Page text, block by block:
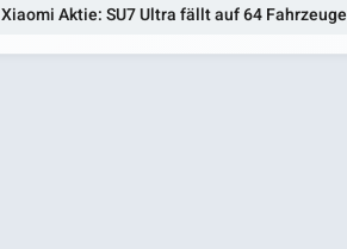
Xiaomi Aktie: SU7 Ultra fällt auf 64 Fahrzeuge